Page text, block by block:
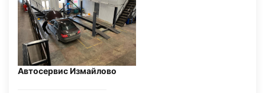
Автосервис Измайлово